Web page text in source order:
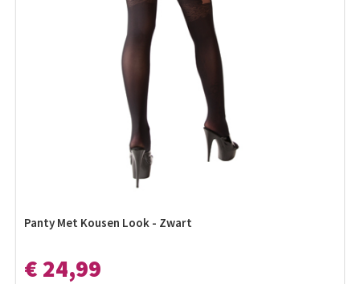
Panty Met Kousen Look - Zwart
€ 24,99